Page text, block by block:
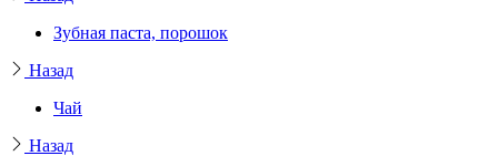
Зубная паста, порошок
Назад
Чай
Назад